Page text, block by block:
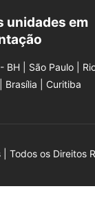
unidades em
BH | São Paulo |
Brasília | Curitiba
Todos os Direitos